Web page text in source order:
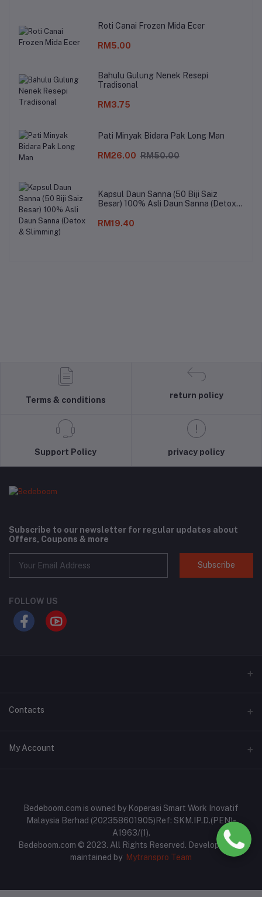
Roti Canai Frozen Mida Ecer
RM5.00
Bahulu Gulung Nenek Resepi
Tradisonal
RM3.75
Pati Minyak Bidara Pak Long Man
RM26.00 RM50.00
Kapsul Daun Sanna (50 Biji Saiz
Besar) 100% Asli Daun Sanna (Detox
RM19.40
Terms & conditions
return policy
Support Policy privacy policy
Subscribe to our newsletter for regular updates about
Offers, Coupons & more
Subscribe
FOLLOW US
Contacts
Address
017-6977467
bedeboom.com@gmail.com
My Account
Order History
My Wishlist
Track Order
Bedeboom.com is owned by Koperasi Smart Work Inovatif
Malaysia Berhad (202358601905)Ref: SKM.IP.D.(PEN)-
A1963/(1).
Bedeboom.com © 2023. All Rights Reserved. Developed and
maintained by Mytranspro Team